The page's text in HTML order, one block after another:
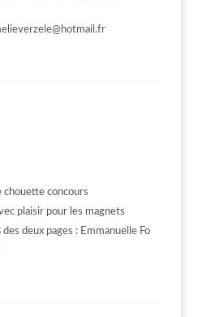
chouette concours
plaisir pour les magnets
des deux pages : Emmanuelle Fo